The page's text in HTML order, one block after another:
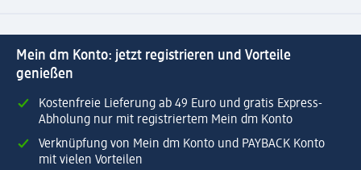
Mein dm Konto: jetzt registrieren und Vorteile
genießen
Kostenfreie Lieferung ab 49 Euro und gratis Express-
Abholung nur mit registriertem Mein dm Konto
Verknüpfung von Mein dm Konto und PAYBACK Konto
mit vielen Vorteilen